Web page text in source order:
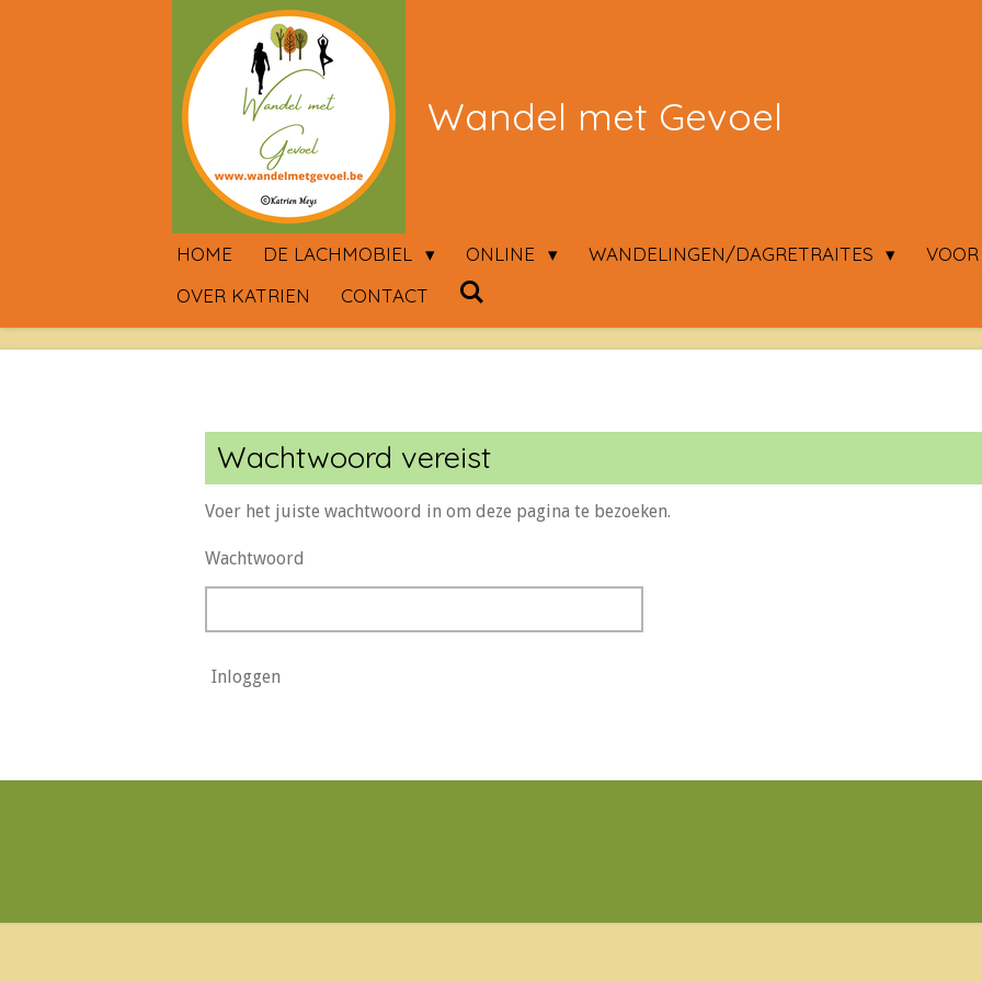
Wandel met Gevoel
HOME DE LACHMOBIEL ONLINE WANDELINGEN/DAGRETRAITES
OVER KATRIEN
CONTACT
Wachtwoord vereist
Voer het juiste wachtwoord in om deze pagina te bezoeken.
Wachtwoord
Inloggen